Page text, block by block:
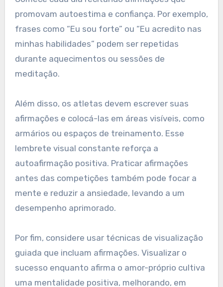
promovam autoestima e confiança. Por exemplo,
frases como “Eu sou forte” ou “Eu acredito nas
minhas habilidades” podem ser repetidas
durante aquecimentos ou sessões de
meditação.
Além disso, os atletas devem escrever suas
afirmações e colocá-las em áreas visíveis, como
armários ou espaços de treinamento. Esse
lembrete visual constante reforça a
autoafirmação positiva. Praticar afirmações
antes das competições também pode focar a
mente e reduzir a ansiedade, levando a um
desempenho aprimorado.
Por fim, considere usar técnicas de visualização
guiada que incluam afirmações. Visualizar o
sucesso enquanto afirma o amor-próprio cultiva
uma mentalidade positiva, melhorando, em